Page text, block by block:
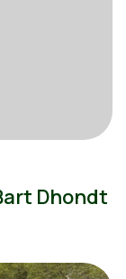
Dhondt